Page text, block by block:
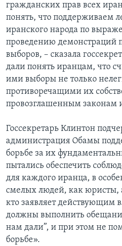
гражданских прав всех
понять, что поддерживаем
иранского народа по
проведению демонстраций
выборов, – сказала
дали понять иранцам, что
ими выборы не только
противоречащими их
провозглашенным законам
Госсекретарь Клинтон
администрация Обамы
борьбе за их
пытались обеспечить
для каждого иранца, в
смелых людей, как юристы,
кто заявляет действующим
должны выполнить
нам дали”, и при этом не
борьбе».